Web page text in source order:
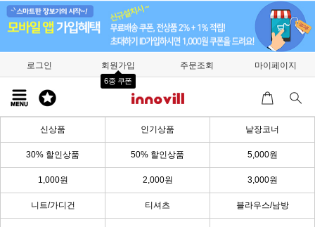
로그인 회원가입
6종 쿠폰
주문조회 마이페이지
신상품 인기상품 낱장코너
30% 할인상품 50% 할인상품 5,000원
1,000원 2,000원 3,000원
니트/가디건 티셔츠 블라우스/남방